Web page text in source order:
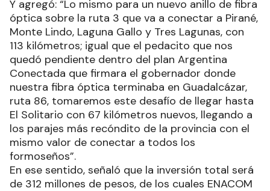
Y agregó: “Lo mismo para un nuevo anillo de fibra
óptica sobre la ruta 3 que va a conectar a Pirané,
Monte Lindo, Laguna Gallo y Tres Lagunas, con
113 kilómetros; igual que el pedacito que nos
quedó pendiente dentro del plan Argentina
Conectada que firmara el gobernador donde
nuestra fibra óptica terminaba en Guadalcázar,
ruta 86, tomaremos este desafío de llegar hasta
El Solitario con 67 kilómetros nuevos, llegando a
los parajes más recóndito de la provincia con el
mismo valor de conectar a todos los
formoseños”.
En ese sentido, señaló que la inversión total será
de 312 millones de pesos, de los cuales ENACOM